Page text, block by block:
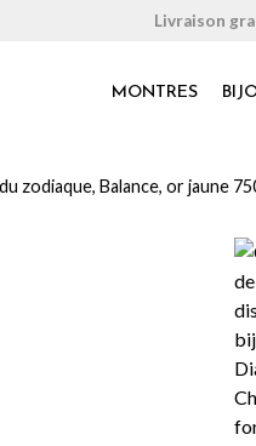
Livraison
MONTRES
zodiaque, Balance, or jaune